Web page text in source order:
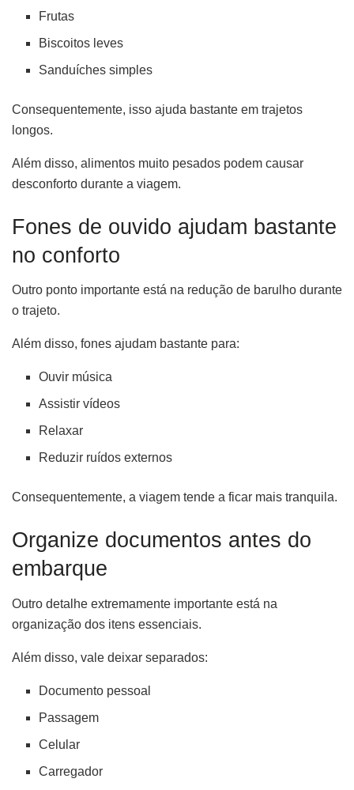
Frutas
Biscoitos leves
Sanduíches simples
Consequentemente, isso ajuda bastante em trajetos
longos.
Além disso, alimentos muito pesados podem causar
desconforto durante a viagem.
Fones de ouvido ajudam bastante
no conforto
Outro ponto importante está na redução de barulho durante
o trajeto.
Além disso, fones ajudam bastante para:
Ouvir música
Assistir vídeos
Relaxar
Reduzir ruídos externos
Consequentemente, a viagem tende a ficar mais tranquila.
Organize documentos antes do
embarque
Outro detalhe extremamente importante está na
organização dos itens essenciais.
Além disso, vale deixar separados:
Documento pessoal
Passagem
Celular
Carregador